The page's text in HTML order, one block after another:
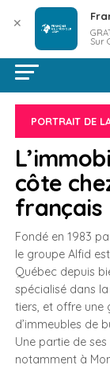
PORTRAIT DE
côte
français
Fondé en 1983
le groupe Alfid
Québec depuis
spécialisé dans
tiers, et offre une
d’immeubles de
Une partie de
notamment à
✕
Sur